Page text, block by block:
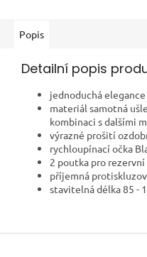
Popis
Detailní popis
jednoduchá elegance
materiál samotná
kombinaci s dalšími
výrazné prošití
rychloupínací očka
2 poutka pro rezervní
příjemná
stavitelná délka 85 -
Z